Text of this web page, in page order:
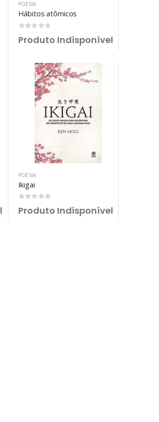
POESIA
Hábitos atômicos
Produto Indisponível
POESIA
Ikigai
Produto Indisponível